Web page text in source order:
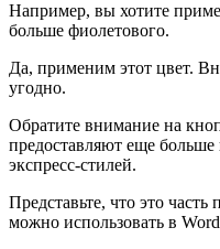
Например, вы хотите
больше фиолетового.
Да, применим этот цвет.
угодно.
Обратите внимание на
предоставляют еще
экспресс-стилей.
Представьте, что это
можно использовать в